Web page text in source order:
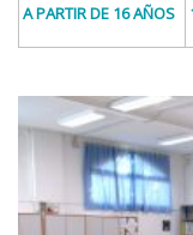
A PARTIR DE 16 AÑOS